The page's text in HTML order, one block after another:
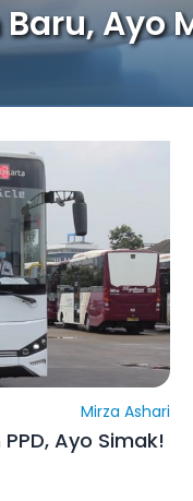
Ayo
Mirza Ashari
Ayo Simak!